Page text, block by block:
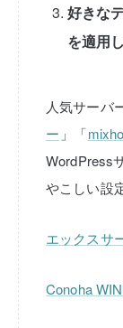
好きな
を適用
人気サーバ
ー 」「
WordPress
やこしい設
エックスサ
Conoha